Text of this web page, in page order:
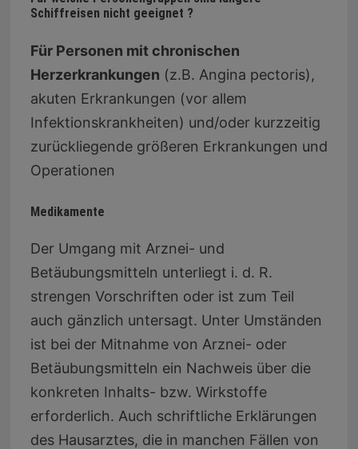
Schiffreisen nicht geeignet ?
Für Personen mit chronischen
Herzerkrankungen (z.B. Angina pectoris),
akuten Erkrankungen (vor allem
Infektionskrankheiten) und/oder kurzzeitig
zurückliegende größeren Erkrankungen und
Operationen
Medikamente
Der Umgang mit Arznei- und
Betäubungsmitteln unterliegt i. d. R.
strengen Vorschriften oder ist zum Teil
auch gänzlich untersagt. Unter Umständen
ist bei der Mitnahme von Arznei- oder
Betäubungsmitteln ein Nachweis über die
konkreten Inhalts- bzw. Wirkstoffe
erforderlich. Auch schriftliche Erklärungen
des Hausarztes, die in manchen Fällen von